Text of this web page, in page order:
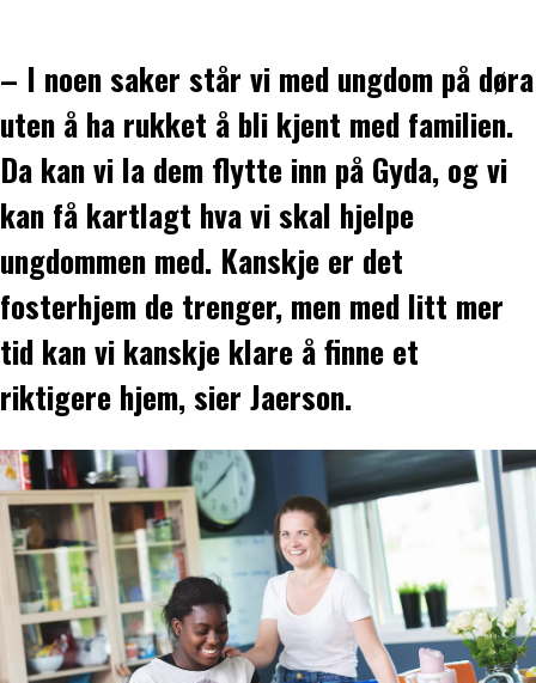
– I noen saker står vi med ungdom på døra
uten å ha rukket å bli kjent med familien.
Da kan vi la dem flytte inn på Gyda, og vi
kan få kartlagt hva vi skal hjelpe
ungdommen med. Kanskje er det
fosterhjem de trenger, men med litt mer
tid kan vi kanskje klare å finne et
riktigere hjem, sier Jaerson.